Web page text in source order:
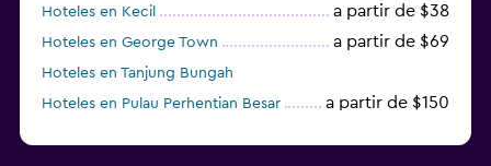
Hoteles en Kecil a partir de $38
Hoteles en George Town a partir de $69
Hoteles en Tanjung Bungah
Hoteles en Pulau Perhentian Besar
a partir de $150